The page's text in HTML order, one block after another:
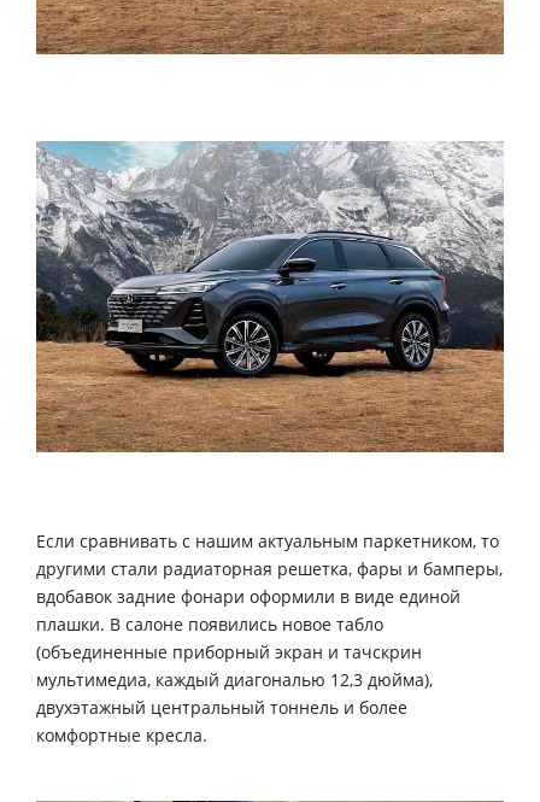
Если сравнивать с нашим актуальным паркетником, то
другими стали радиаторная решетка, фары и бамперы,
вдобавок задние фонари оформили в виде единой
плашки. В салоне появились новое табло
(объединенные приборный экран и тачскрин
мультимедиа, каждый диагональю 12,3 дюйма),
двухэтажный центральный тоннель и более
комфортные кресла.